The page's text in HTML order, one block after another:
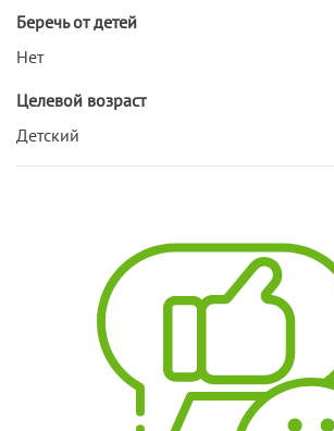
Беречь от детей
Нет
Целевой возраст
Детский